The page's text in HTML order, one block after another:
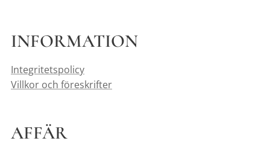
INFORMATION
Integritetspolicy
Villkor och föreskrifter
AFFÄR